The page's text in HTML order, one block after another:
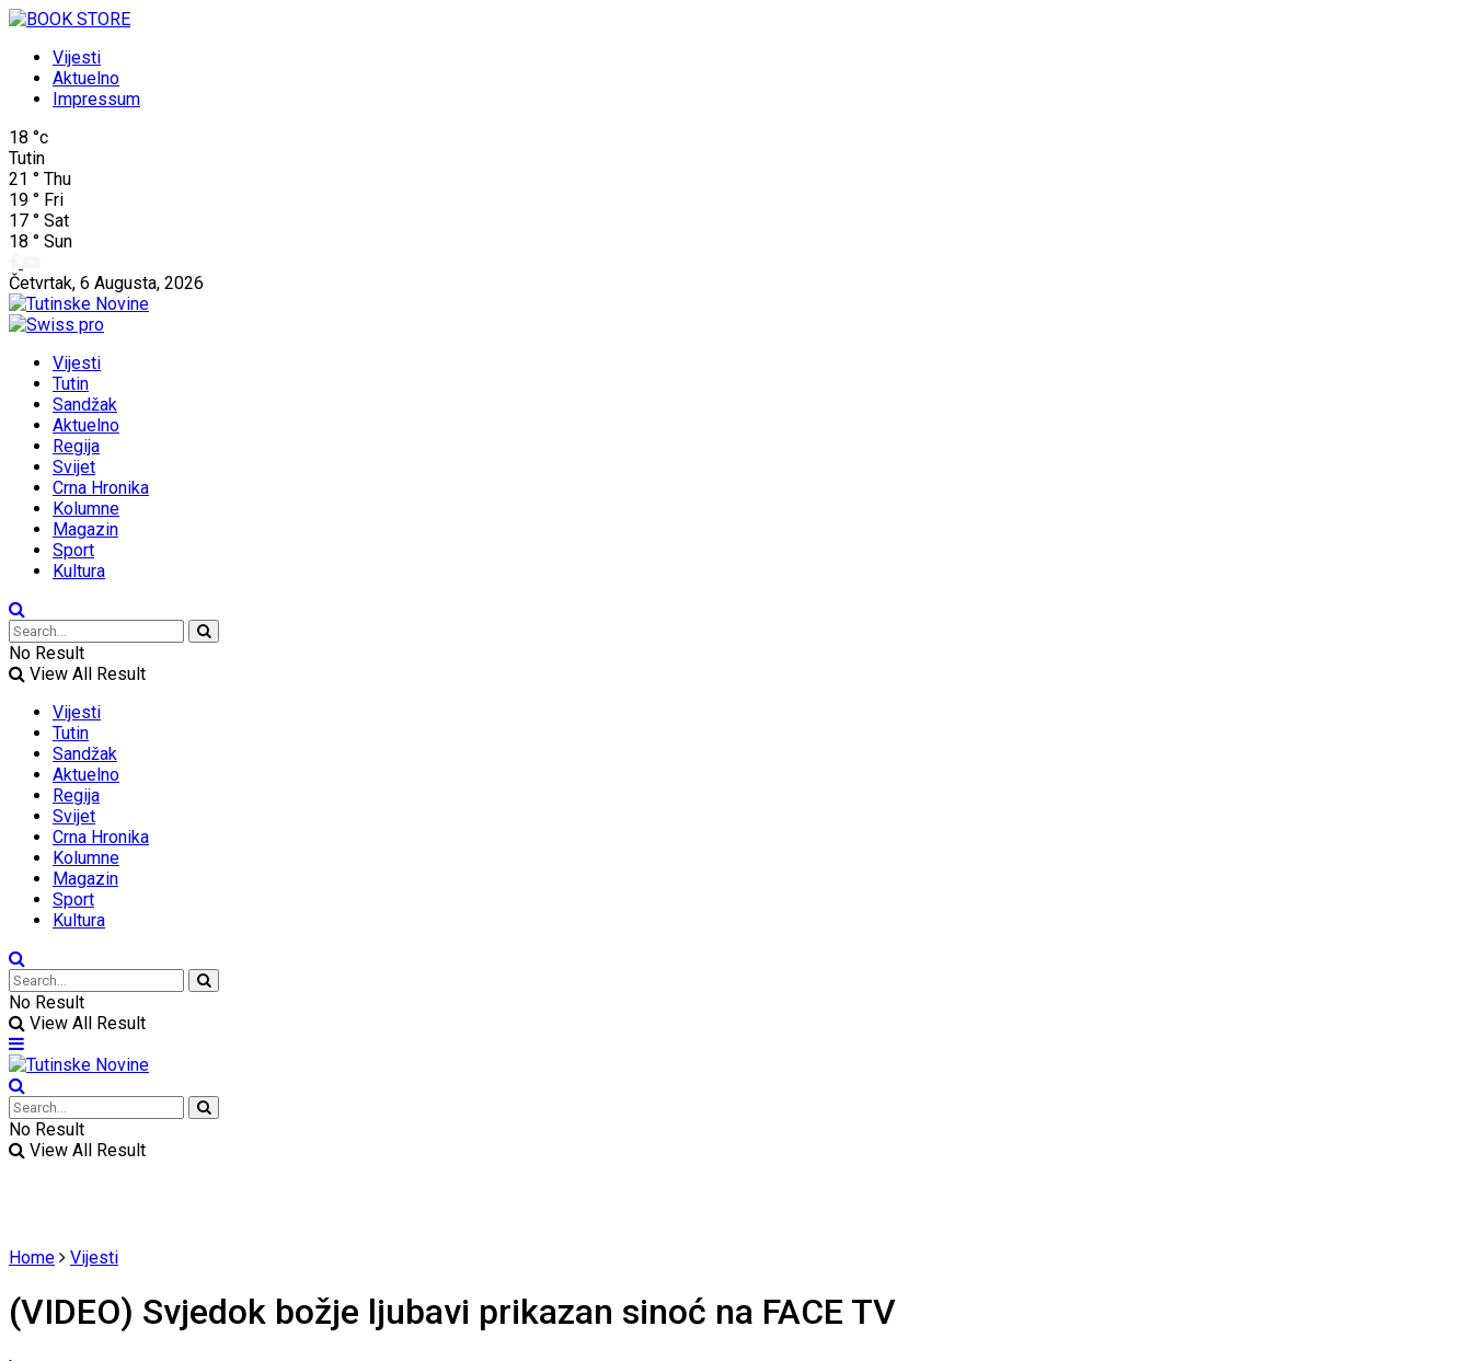
Vijesti
Aktuelno
Impressum
18 °c
Tutin
21 ° Thu
19 ° Fri
17 ° Sat
18 ° Sun
Četvrtak, 6 Augusta, 2026
Vijesti
Tutin
Sandžak
Aktuelno
Regija
Svijet
Crna Hronika
Kolumne
Magazin
Sport
Kultura
No Result
View All Result
Vijesti
Tutin
Sandžak
Aktuelno
Regija
Svijet
Crna Hronika
Kolumne
Magazin
Sport
Kultura
No Result
View All Result
No Result
View All Result
Home Vijesti
(VIDEO) Svjedok božje ljubavi prikazan sinoć na FACE TV